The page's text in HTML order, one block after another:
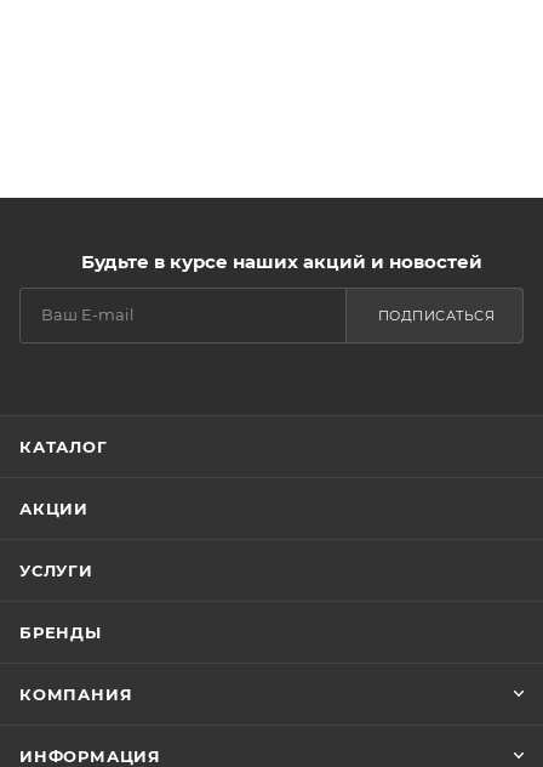
Будьте в курсе наших акций и новостей
ПОДПИСАТЬСЯ
КАТАЛОГ
АКЦИИ
УСЛУГИ
БРЕНДЫ
КОМПАНИЯ
ИНФОРМАЦИЯ